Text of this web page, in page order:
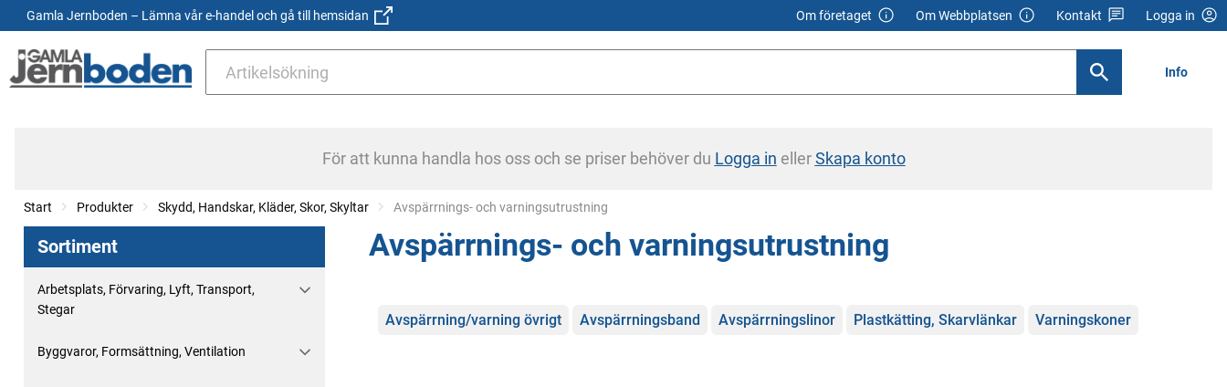
Gamla Jernboden – Lämna vår e-handel och gå till hemsidan Om företaget Om Webbplatsen Kontakt Logga in
Info
För att kunna handla hos oss och se priser behöver du Logga in ellerSkapa konto
Start Produkter Skydd, Handskar, Kläder, Skor, Skyltar Current:
Avspärrnings- och varningsutrustning
Sortiment
Arbetsplats, Förvaring, Lyft, Transport,
Stegar
Byggvaror, Formsättning, Ventilation
Avspärrnings- och varningsutrustning
Kategorier
Avspärrning/varning övrigt Avspärrningsband Avspärrningslinor Plastkätting, Skarvlänkar Varningskoner